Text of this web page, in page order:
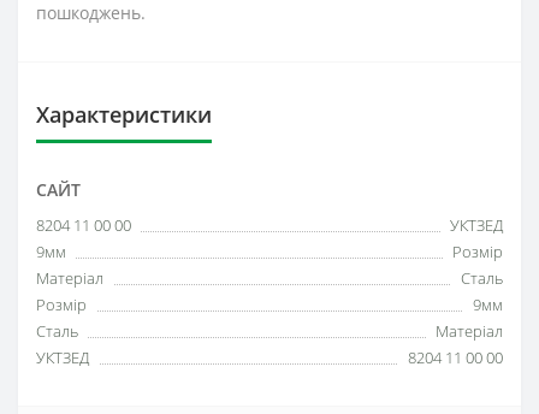
пошкоджень.
Характеристики
САЙТ
8204 11 00 00
УКТЗЕД
9мм
Розмір
Матеріал
Сталь
Розмір
9мм
Сталь
Матеріал
УКТЗЕД
8204 11 00 00